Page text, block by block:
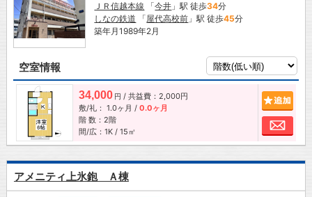
ＪＲ信越本線 「今井 」駅 徒歩34分
しなの鉄道 「屋代高校前 」駅 徒歩45分
築年月1989年2月
空室情報
34,000 円 / 共益費：2,000円
敷/礼： 1.0ヶ月 / 0.0ヶ月
階 数：2階
間/広：1K / 15㎡
お
アメニティ上氷鉋 Ａ棟